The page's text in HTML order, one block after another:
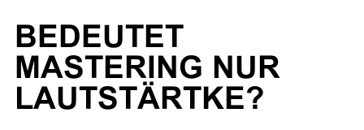
BEDEUTET
MASTERING NUR
LAUTSTÄRTKE?